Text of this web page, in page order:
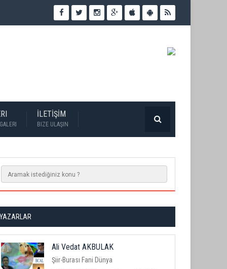
İLETİŞİM
BIZE ULAŞIN
YAZARLAR
Ali Vedat AKBULAK
Şiir-Burası Fani Dünya